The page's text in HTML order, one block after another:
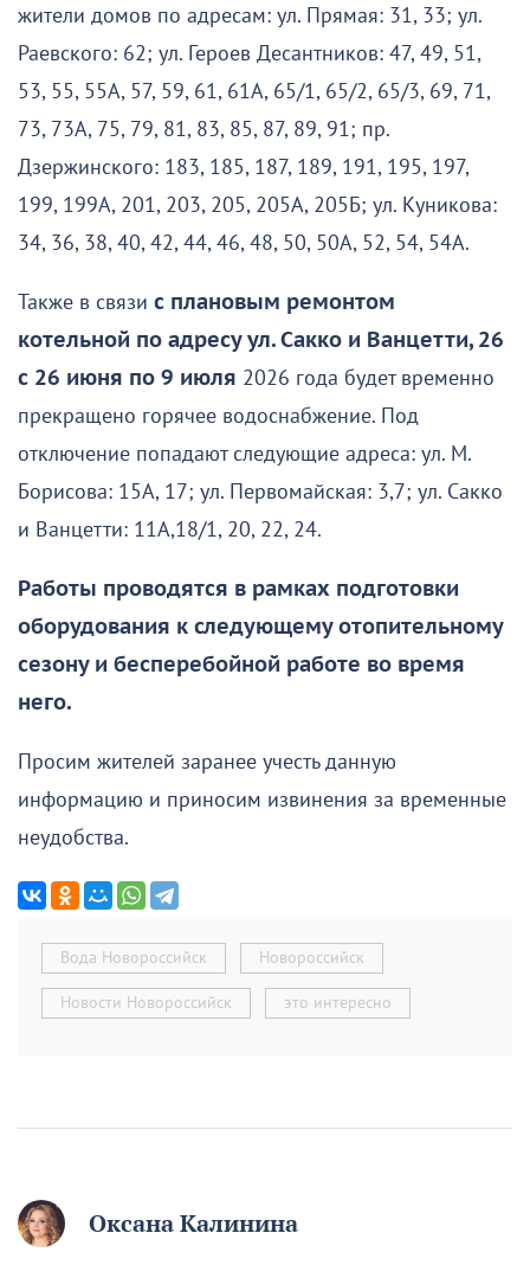
жители домов по адресам: ул. Прямая: 31, 33; ул.
Раевского: 62; ул. Героев Десантников: 47, 49, 51,
53, 55, 55А, 57, 59, 61, 61А, 65/1, 65/2, 65/3, 69, 71,
73, 73А, 75, 79, 81, 83, 85, 87, 89, 91; пр.
Дзержинского: 183, 185, 187, 189, 191, 195, 197,
199, 199А, 201, 203, 205, 205А, 205Б; ул. Куникова:
34, 36, 38, 40, 42, 44, 46, 48, 50, 50А, 52, 54, 54А.
Также в связи с плановым ремонтом
котельной по адресу ул. Сакко и Ванцетти, 26
с 26 июня по 9 июля 2026 года будет временно
прекращено горячее водоснабжение. Под
отключение попадают следующие адреса: ул. М.
Борисова: 15А, 17; ул. Первомайская: 3,7; ул. Сакко
и Ванцетти: 11А,18/1, 20, 22, 24.
Работы проводятся в рамках подготовки
оборудования к следующему отопительному
сезону и бесперебойной работе во время
него.
Просим жителей заранее учесть данную
информацию и приносим извинения за временные
неудобства.
Вода Новороссийск Новороссийск
Новости Новороссийск это интересно
Оксана Калинина